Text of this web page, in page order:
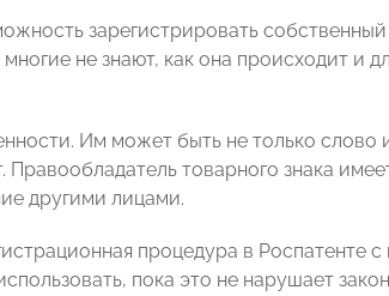
зарегистрировать
не знают, как она происходит и
Им может быть не только слово
товарного знака
другими лицами.
процедура в Роспатенте с
пока это не нарушает